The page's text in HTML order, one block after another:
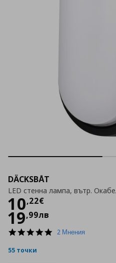
DÄCKSBÅT
LED стенна лампа, вътр.
10,22€
Цена
19,99лв
5.0
2 Мнения
55 точки